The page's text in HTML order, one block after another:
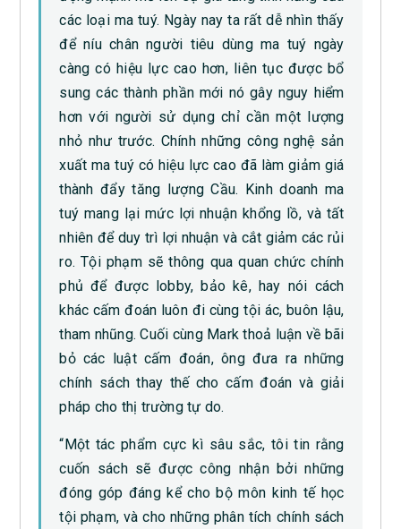
các loại ma tuý. Ngày nay ta rất dễ nhìn thấy
để níu chân người tiêu dùng ma tuý ngày
càng có hiệu lực cao hơn, liên tục được bổ
sung các thành phần mới nó gây nguy hiểm
hơn với người sử dụng chỉ cần một lượng
nhỏ như trước. Chính những công nghệ sản
xuất ma tuý có hiệu lực cao đã làm giảm giá
thành đẩy tăng lượng Cầu. Kinh doanh ma
tuý mang lại mức lợi nhuận khổng lồ, và tất
nhiên để duy trì lợi nhuận và cắt giảm các rủi
ro. Tội phạm sẽ thông qua quan chức chính
phủ để được lobby, bảo kê, hay nói cách
khác cấm đoán luôn đi cùng tội ác, buôn lậu,
tham nhũng. Cuối cùng Mark thoả luận về bãi
bỏ các luật cấm đoán, ông đưa ra những
chính sách thay thế cho cấm đoán và giải
pháp cho thị trường tự do.
“Một tác phẩm cực kì sâu sắc, tôi tin rằng
cuốn sách sẽ được công nhận bởi những
đóng góp đáng kể cho bộ môn kinh tế học
tội phạm, và cho những phân tích chính sách